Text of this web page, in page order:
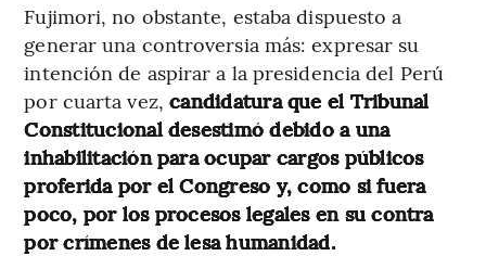
Fujimori, no obstante, estaba dispuesto a
generar una controversia más: expresar su
intención de aspirar a la presidencia del Perú
por cuarta vez, candidatura que el Tribunal
Constitucional desestimó debido a una
inhabilitación para ocupar cargos públicos
proferida por el Congreso y, como si fuera
poco, por los procesos legales en su contra
por crímenes de lesa humanidad.